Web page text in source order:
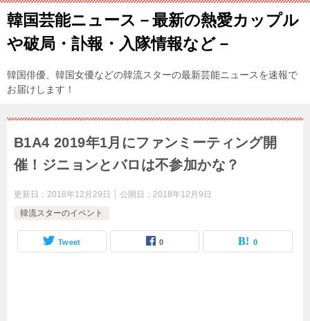
韓国芸能ニュース－最新の熱愛カップル
や破局・訃報・入隊情報など－
韓国俳優、韓国女優などの韓流スターの最新芸能ニュースを速報で
お届けします！
B1A4 2019年1月にファンミーティング開
催！ジニョンとバロは不参加かな？
更新日： 2018年12月29日 公開日： 2018年12月9日
韓流スターのイベント
Tweet 0 0